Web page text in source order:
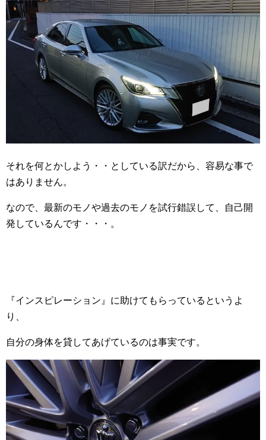
それを何とかしよう・・としている訳だから、容易な事で
はありません。
なので、最新のモノや過去のモノを試行錯誤して、自己開
発しているんです・・・。
『インスピレーション』に助けてもらっているというよ
り、
自分の身体を貸してあげているのは事実です。